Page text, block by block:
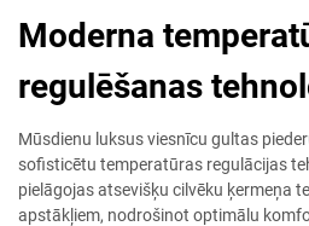
Moderna
regulēšanas
Mūsdienu luksus viesnīcu gultas
sofisticētu temperatūras regulācijas
pielāgojas atsevišķu cilvēku ķermeņa
apstākļiem, nodrošinot optimālu